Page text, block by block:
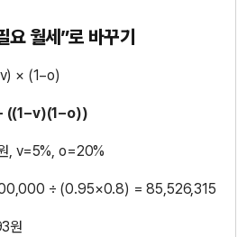
월세”로 바꾸기
× (1−o)
((1−v)(1−o))
, v=5%, o=20%
÷ (0.95×0.8) = 85,526,315
원